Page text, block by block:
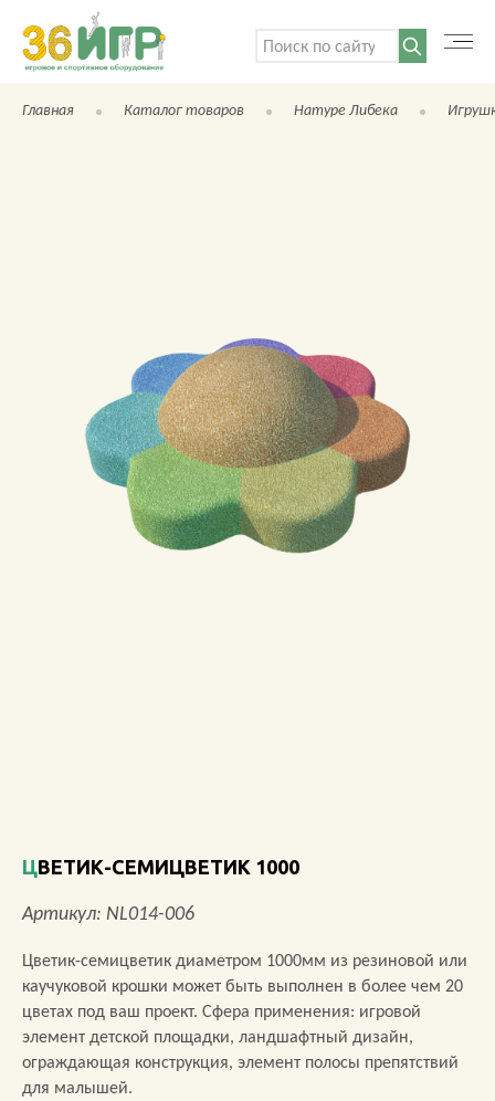
КАТАЛОГ ТОВАРОВ
О КОМПАНИИ
Поиск:
Главная Каталог товаров Натуре Либека
ЦВЕТИК-СЕМИЦВЕТИК 1000
Артикул: NL014-006
Цветик-семицветик диаметром 1000мм из резиновой или
каучуковой крошки может быть выполнен в более чем 20
цветах под ваш проект. Сфера применения: игровой
элемент детской площадки, ландшафтный дизайн,
ограждающая конструкция, элемент полосы препятствий
для малышей.